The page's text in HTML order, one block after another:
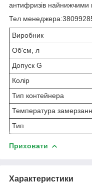
антифризів найнижчими
Тел
Виробник
Об'єм, л
Допуск G
Колір
Тип контейнера
Температура
Тип
Приховати
Характеристики